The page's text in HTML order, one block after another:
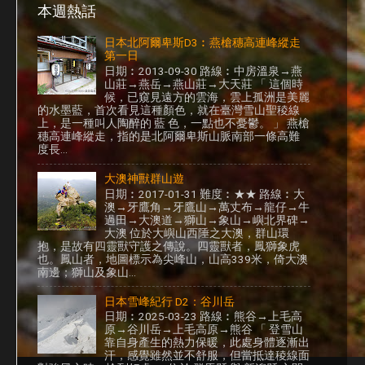
本週熱話
日本北阿爾卑斯D3︰燕槍穗高連峰縱走
第一日
日期︰2013-09-30 路線︰中房溫泉→燕
山莊→燕岳→燕山莊→大天莊 「 這個時
候，已窺見遠方的雲海，雲上孤洲是美麗
的水墨藍，首次看見這種顏色，就在臺灣雪山聖稜線
上，是一種叫人陶醉的 藍 色，一點也不憂鬱。 」 燕槍
穗高連峰縱走，指的是北阿爾卑斯山脈南部一條高難
度長...
大澳神獸群山遊
日期︰2017-01-31 難度︰★★ 路線︰大
澳→牙鷹角→牙鷹山→萬丈布→龍仔→牛
過田→大澳道→獅山→象山→嶼北界碑→
大澳 位於大嶼山西陲之大澳，群山環
抱，是故有四靈獸守護之傳說。四靈獸者，鳳獅象虎
也。鳳山者，地圖標示為尖峰山，山高339米，倚大澳
南邊；獅山及象山...
日本雪峰紀行 D2：谷川岳
日期︰2025-03-23 路線︰熊谷→上毛高
原→谷川岳→上毛高原→熊谷 「 登雪山
靠自身產生的熱力保暖，此處身體逐漸出
汗，感覺雖然並不舒服，但當抵達稜線面